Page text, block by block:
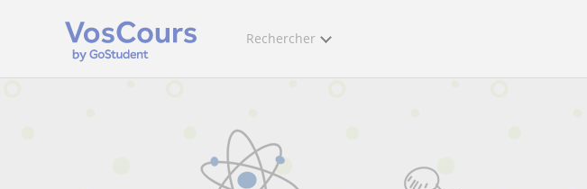
Rechercher